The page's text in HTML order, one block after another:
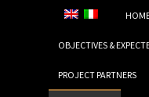
OBJECTIVES &
PROJECT PARTNERS